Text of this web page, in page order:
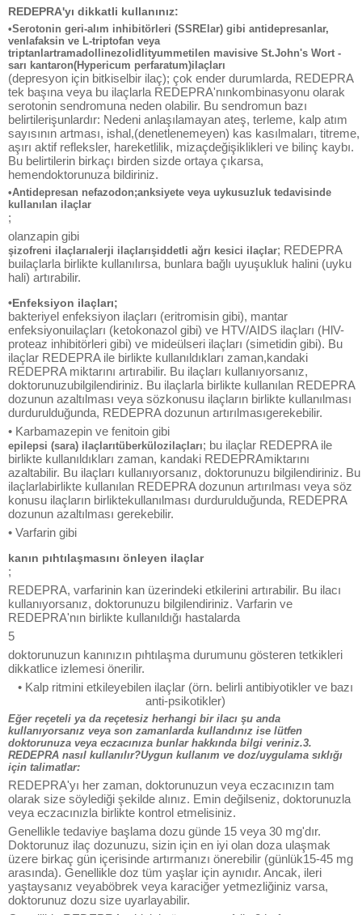
REDEPRA'yı dikkatli kullanınız:
•Serotonin geri-alım inhibitörleri (SSRElar) gibi antidepresanlar,
venlafaksin ve L-triptofan veya
triptanlartramadollinezolidlityummetilen mavisive St.John's Wort -
sarı kantaron(Hypericum perfaratum)ilaçları
(depresyon için bitkiselbir ilaç); çok ender durumlarda, REDEPRA
tek başına veya bu ilaçlarla REDEPRA'nınkombinasyonu olarak
serotonin sendromuna neden olabilir. Bu sendromun bazı
belirtilerişunlardır: Nedeni anlaşılamayan ateş, terleme, kalp atım
sayısının artması, ishal,(denetlenemeyen) kas kasılmaları, titreme,
aşırı aktif refleksler, hareketlilik, mizaçdeğişiklikleri ve bilinç kaybı.
Bu belirtilerin birkaçı birden sizde ortaya çıkarsa,
hemendoktorunuza bildiriniz.
•Antidepresan nefazodon;anksiyete veya uykusuzluk tedavisinde
kullanılan ilaçlar
;
olanzapin gibi
şizofreni ilaçlarıalerji ilaçlarışiddetli ağrı kesici ilaçlar; REDEPRA
builaçlarla birlikte kullanılırsa, bunlara bağlı uyuşukluk halini (uyku
hali) artırabilir.
•Enfeksiyon ilaçları;
bakteriyel enfeksiyon ilaçları (eritromisin gibi), mantar
enfeksiyonuilaçları (ketokonazol gibi) ve HTV/AIDS ilaçları (HlV-
proteaz inhibitörleri gibi) ve mideülseri ilaçları (simetidin gibi). Bu
ilaçlar REDEPRA ile birlikte kullanıldıkları zaman,kandaki
REDEPRA miktarını artırabilir. Bu ilaçları kullanıyorsanız,
doktorunuzubilgilendiriniz. Bu ilaçlarla birlikte kullanılan REDEPRA
dozunun azaltılması veya sözkonusu ilaçların birlikte kullanılması
durdurulduğunda, REDEPRA dozunun artırılmasıgerekebilir.
• Karbamazepin ve fenitoin gibi
epilepsi (sara) ilaçlarıtüberkülozilaçları; bu ilaçlar REDEPRA ile
birlikte kullanıldıkları zaman, kandaki REDEPRAmiktarını
azaltabilir. Bu ilaçları kullanıyorsanız, doktorunuzu bilgilendiriniz. Bu
ilaçlarlabirlikte kullanılan REDEPRA dozunun artırılması veya söz
konusu ilaçların birliktekullanılması durdurulduğunda, REDEPRA
dozunun azaltılması gerekebilir.
• Varfarin gibi
kanın pıhtılaşmasını önleyen ilaçlar
;
REDEPRA, varfarinin kan üzerindeki etkilerini artırabilir. Bu ilacı
kullanıyorsanız, doktorunuzu bilgilendiriniz. Varfarin ve
REDEPRA'nın birlikte kullanıldığı hastalarda
5
doktorunuzun kanınızın pıhtılaşma durumunu gösteren tetkikleri
dikkatlice izlemesi önerilir.
• Kalp ritmini etkileyebilen ilaçlar (örn. belirli antibiyotikler ve bazı
anti-psikotikler)
Eğer reçeteli ya da reçetesiz herhangi bir ilacı şu anda
kullanıyorsanız veya son zamanlarda kullandınız ise lütfen
doktorunuza veya eczacınıza bunlar hakkında bilgi veriniz.3.
REDEPRA nasıl kullanılır?Uygun kullanım ve doz/uygulama sıklığı
için talimatlar:
REDEPRA'yı her zaman, doktorunuzun veya eczacınızın tam
olarak size söylediği şekilde alınız. Emin değilseniz, doktorunuzla
veya eczacınızla birlikte kontrol etmelisiniz.
Genellikle tedaviye başlama dozu günde 15 veya 30 mg'dır.
Doktorunuz ilaç dozunuzu, sizin için en iyi olan doza ulaşmak
üzere birkaç gün içerisinde artırmanızı önerebilir (günlük15-45 mg
arasında). Genellikle doz tüm yaşlar için aynıdır. Ancak, ileri
yaştaysanız veyaböbrek veya karaciğer yetmezliğiniz varsa,
doktorunuz dozu size uyarlayabilir.